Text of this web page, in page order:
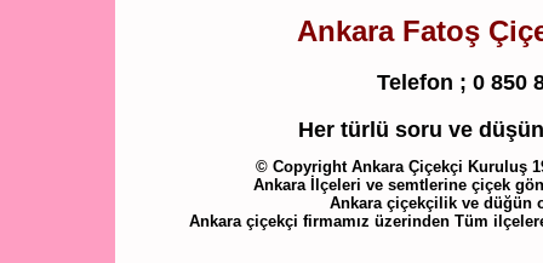
Ankara Fatoş
Telefon ; 0 850
Her türlü soru ve
© Copyright Ankara Çiçekçi Kuruluş
Ankara İlçeleri ve semtlerine çiçek
Ankara çiçekçilik ve düğün
Ankara çiçekçi firmamız üzerinden Tüm